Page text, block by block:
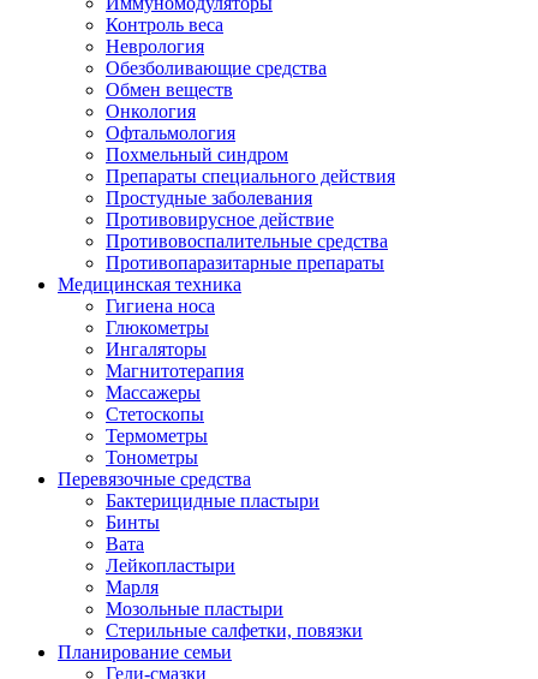
Контроль веса
Неврология
Обезболивающие средства
Обмен веществ
Онкология
Офтальмология
Похмельный синдром
Препараты специального действия
Простудные заболевания
Противовирусное действие
Противовоспалительные средства
Противопаразитарные препараты
Медицинская техника
Гигиена носа
Глюкометры
Ингаляторы
Магнитотерапия
Массажеры
Стетоскопы
Термометры
Тонометры
Перевязочные средства
Бактерицидные пластыри
Бинты
Вата
Лейкопластыри
Марля
Мозольные пластыри
Стерильные салфетки, повязки
Планирование семьи
Гели-смазки